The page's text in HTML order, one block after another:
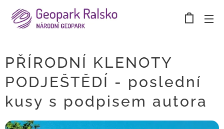
PŘÍRODNÍ KLENOTY
PODJEŠTĚDÍ - poslední
kusy s podpisem autora